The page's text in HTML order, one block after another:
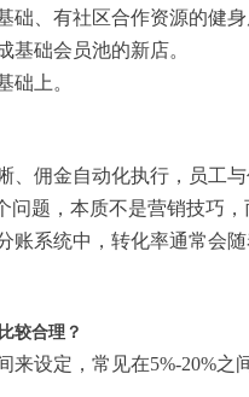
、有社区合作资源的健身
基础会员池的新店。
础上。
、佣金自动化执行，员工与
问题，本质不是营销技巧，
账系统中，转化率通常会随
较合理？
来设定，常见在5%-20%